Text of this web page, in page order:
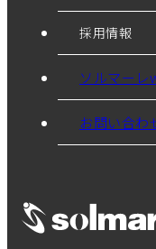
採用情報
ソルマーレ
お問い合わ